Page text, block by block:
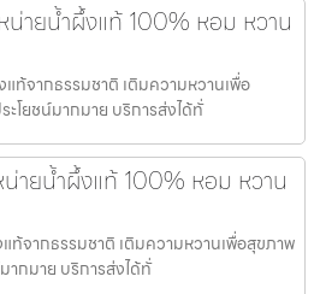
น่ายน้ำผึ้งแท้ 100% หอม หวาน
ท้จากธรรมชาติ เติมความหวานเพื่อ
โยชน์มากมาย บริการส่งได้ทั่
ายน้ำผึ้งแท้ 100% หอม หวาน
ท้จากธรรมชาติ เติมความหวานเพื่อสุขภาพ
ากมาย บริการส่งได้ทั่